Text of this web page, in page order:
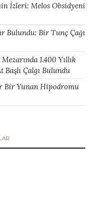
İzleri: Melos Obsidyeni
Bulundu: Bir Tunç Çağı
1.400 Yıllık
Başlı Çalgı Bulundu
Bir Yunan Hipodromu